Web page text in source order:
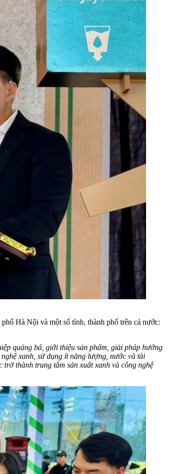
Hà Nội và một số tỉnh, thành phố trên cả nước:
quảng bá, giới thiệu sản phẩm, giải pháp hướng
xanh, sử dụng ít năng lượng, nước và tài
thành trung tâm sản xuất xanh và công nghệ